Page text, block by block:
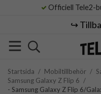
Officiell Tele2-
↪️
Startsida / Mobiltillbehör /
Samsung Galaxy Z Flip 6 /
- Samsung Galaxy Z Flip 6/